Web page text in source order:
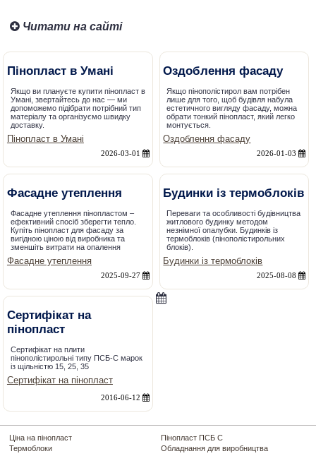
Читати на сайті
Пінопласт в Умані
Якщо ви плануєте купити пінопласт в
Умані, звертайтесь до нас — ми
допоможемо підібрати потрібний тип
матеріалу та організуємо швидку
доставку.
Пінопласт в Умані
2026-03-01
Оздоблення фасаду
Якщо пінополістирол вам потрібен
лише для того, щоб будівля набула
естетичного вигляду фасаду, можна
обрати тонкий пінопласт, який легко
монтується.
Оздоблення фасаду
2026-01-03
Фасадне утеплення
Фасадне утеплення пінопластом –
ефективний спосіб зберегти тепло.
Купіть пінопласт для фасаду за
вигідною ціною від виробника та
зменшіть витрати на опалення
Фасадне утеплення
2025-09-27
Будинки із термоблоків
Переваги та особливості будівництва
житлового будинку методом
незнімної опалубки. Будинків із
термоблоків (пінополістирольних
блоків).
Будинки із термоблоків
2025-08-08
Сертифікат на
пінопласт
Сертифікат на плити
пінополістирольні типу ПСБ-С марок
із щільністю 15, 25, 35
Сертифікат на пінопласт
2016-06-12
Ціна на пінопласт
Термоблоки
Пінопласт ПСБ С
Обладнання для виробництва